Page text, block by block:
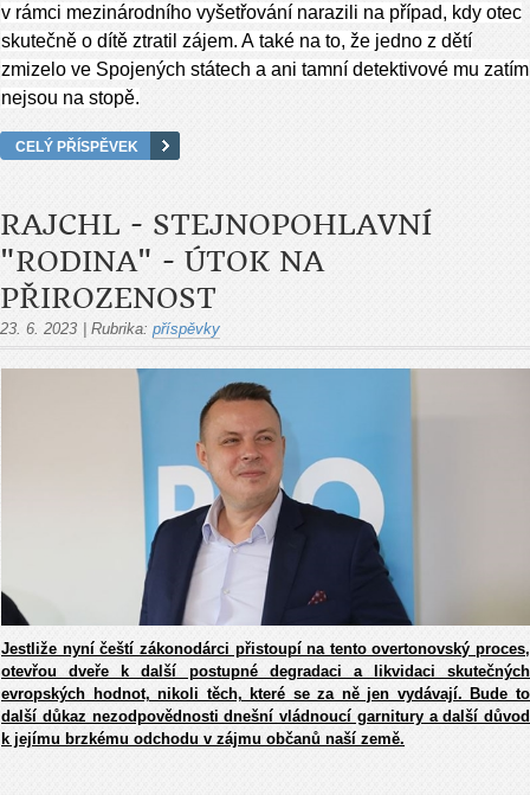
v rámci mezinárodního vyšetřování narazili na případ, kdy otec
skutečně o dítě ztratil zájem. A také na to, že jedno z dětí
zmizelo ve Spojených státech a ani tamní detektivové mu zatím
nejsou na stopě.
CELÝ PŘÍSPĚVEK
RAJCHL - STEJNOPOHLAVNÍ
"RODINA" - ÚTOK NA
PŘIROZENOST
23. 6. 2023 Rubrika: příspěvky
Jestliže nyní čeští zákonodárci přistoupí na tento overtonovský proces,
otevřou dveře k další postupné degradaci a likvidaci skutečných
evropských hodnot, nikoli těch, které se za ně jen vydávají. Bude to
další důkaz nezodpovědnosti dnešní vládnoucí garnitury a další důvod
k jejímu brzkému odchodu v zájmu občanů naší země.